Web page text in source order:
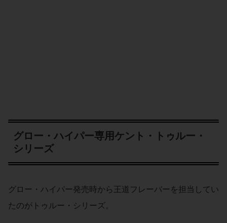
グロー・ハイパー専用ケント・トゥルー・
シリーズ
グロー・ハイパー発売時から王道フレーバーを担当してい
たのがトゥルー・シリーズ。